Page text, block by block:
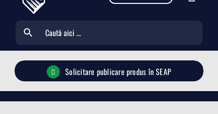
Solicitare publicare produs în SEAP